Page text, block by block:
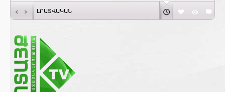
‹ › ԼՐԱՏՎԱԿԱՆ